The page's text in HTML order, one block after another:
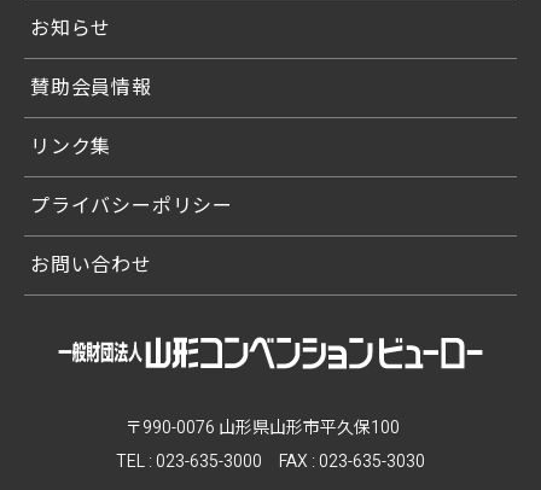
お知らせ
賛助会員情報
リンク集
プライバシーポリシー
お問い合わせ
〒990-0076 山形県山形市平久保100
TEL : 023-635-3000 FAX : 023-635-3030